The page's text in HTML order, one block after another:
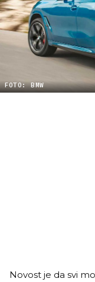
FOTO: BMW
Novost je da svi